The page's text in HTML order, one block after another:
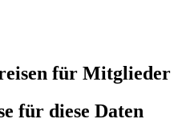
für Mitglieder
für diese Daten